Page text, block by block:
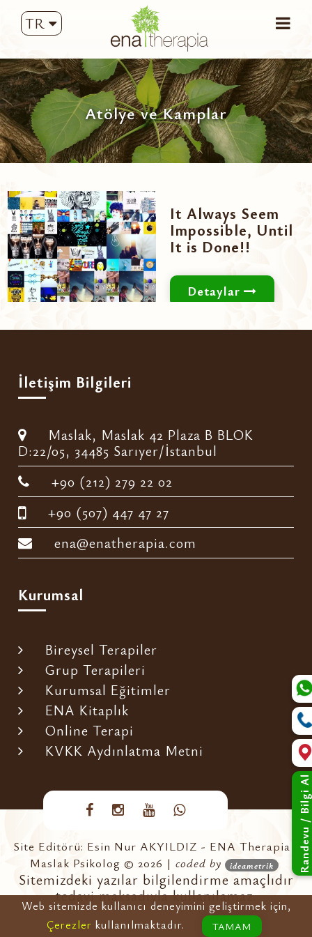
TR
Atölye ve Kamplar
It Always Seem
Impossible, Until
It is Done!!
Detaylar
İletişim Bilgileri
Maslak, Maslak 42 Plaza B BLOK
D:22/05, 34485 Sarıyer/İstanbul
+90 (212) 279 22 02
+90 (507) 447 47 27
ena@enatherapia.com
Kurumsal
Bireysel Terapiler
Grup Terapileri
Kurumsal Eğitimler
ENA Kitaplık
Online Terapi
KVKK Aydınlatma Metni
Site Editörü: Esin Nur AKYILDIZ - ENA Therapia -
Maslak Psikolog © 2026 | coded by ideametrik
Sitemizdeki yazılar bilgilendirme amaçlıdır
tedavi maksadıyla kullanılamaz.
Randevu / Bilgi Al
Web sitemizde kullanıcı deneyimini geliştirmek için,
Çerezler kullanılmaktadır. TAMAM